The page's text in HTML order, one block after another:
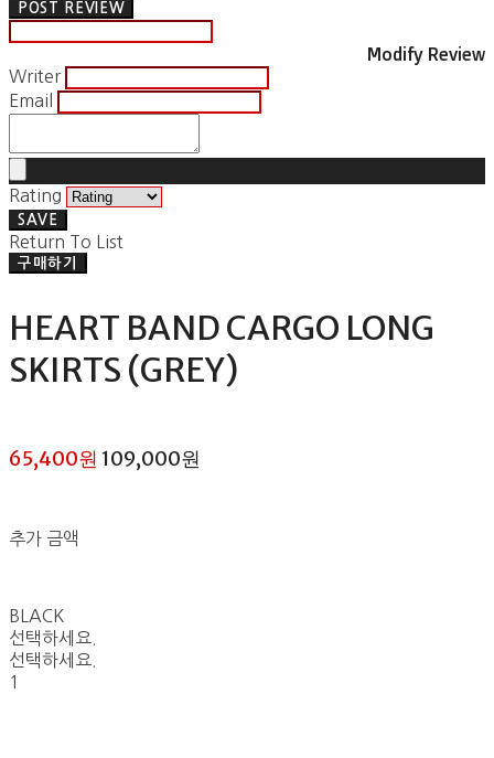
POST REVIEW
Modify Review
Writer
Email
Rating
SAVE
Return To List
구매하기
HEART BAND CARGO LONG
SKIRTS (GREY)
65,400원 109,000원
추가 금액
BLACK
선택하세요.
선택하세요.
1